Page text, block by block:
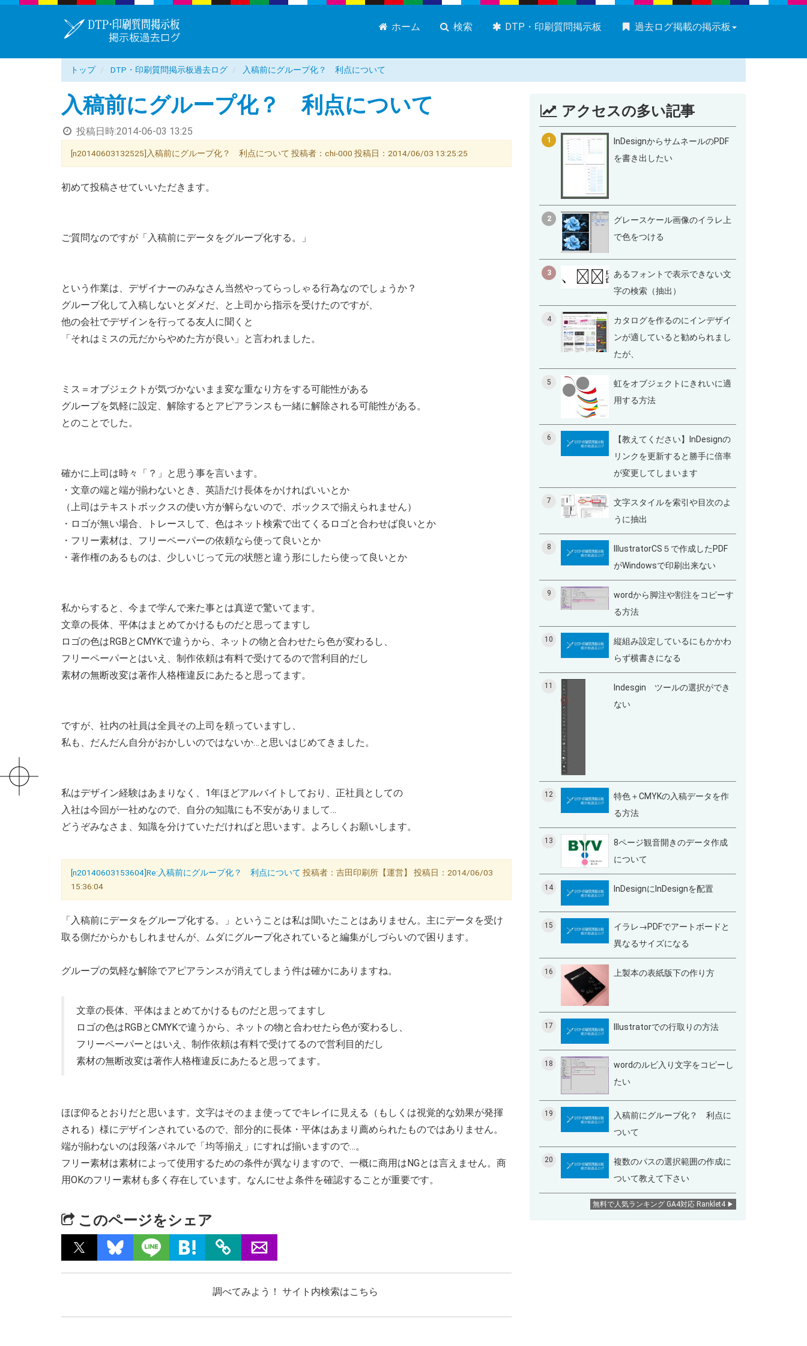
ホーム 検索 DTP・印刷質問掲示板 過去ログ掲載の掲示板
トップ DTP・印刷質問掲示板過去ログ 入稿前にグループ化？ 利点について
入稿前にグループ化？ 利点について
投稿日時:2014-06-03 13:25
[n20140603132525]入稿前にグループ化？ 利点について 投稿者：chi-000 投稿日：2014/06/03 13:25:25
初めて投稿させていいただきます。
ご質問なのですが「入稿前にデータをグループ化する。」
という作業は、デザイナーのみなさん当然やってらっしゃる行為なのでしょうか？
グループ化して入稿しないとダメだ、と上司から指示を受けたのですが、
他の会社でデザインを行ってる友人に聞くと
「それはミスの元だからやめた方が良い」と言われました。
ミス＝オブジェクトが気づかないまま変な重なり方をする可能性がある
グループを気軽に設定、解除するとアピアランスも一緒に解除される可能性がある。
とのことでした。
確かに上司は時々「？」と思う事を言います。
・文章の端と端が揃わないとき、英語だけ長体をかければいいとか
（上司はテキストボックスの使い方が解らないので、ボックスで揃えられません）
・ロゴが無い場合、トレースして、色はネット検索で出てくるロゴと合わせば良いとか
・フリー素材は、フリーペーパーの依頼なら使って良いとか
・著作権のあるものは、少しいじって元の状態と違う形にしたら使って良いとか
私からすると、今まで学んで来た事とは真逆で驚いてます。
文章の長体、平体はまとめてかけるものだと思ってますし
ロゴの色はRGBとCMYKで違うから、ネットの物と合わせたら色が変わるし、
フリーペーパーとはいえ、制作依頼は有料で受けてるので営利目的だし
素材の無断改変は著作人格権違反にあたると思ってます。
ですが、社内の社員は全員その上司を頼っていますし、
私も、だんだん自分がおかしいのではないか…と思いはじめてきました。
私はデザイン経験はあまりなく、1年ほどアルバイトしており、正社員としての
入社は今回が一社めなので、自分の知識にも不安がありまして…
どうぞみなさま、知識を分けていただければと思います。よろしくお願いします。
[n20140603153604]Re:入稿前にグループ化？ 利点について 投稿者：吉田印刷所【運営】 投稿日：2014/06/03
15:36:04
「入稿前にデータをグループ化する。」ということは私は聞いたことはありません。主にデータを受け
取る側だからかもしれませんが、ムダにグループ化されていると編集がしづらいので困ります。
グループの気軽な解除でアピアランスが消えてしまう件は確かにありますね。
文章の長体、平体はまとめてかけるものだと思ってますし
ロゴの色はRGBとCMYKで違うから、ネットの物と合わせたら色が変わるし、
フリーペーパーとはいえ、制作依頼は有料で受けてるので営利目的だし
素材の無断改変は著作人格権違反にあたると思ってます。
ほぼ仰るとおりだと思います。文字はそのまま使ってでキレイに見える（もしくは視覚的な効果が発揮
される）様にデザインされているので、部分的に長体・平体はあまり薦められたものではありません。
端が揃わないのは段落パネルで「均等揃え」にすれば揃いますので…。
フリー素材は素材によって使用するための条件が異なりますので、一概に商用はNGとは言えません。商
用OKのフリー素材も多く存在しています。なんにせよ条件を確認することが重要です。
このページをシェア
調べてみよう！ サイト内検索はこちら
アクセスの多い記事
1
InDesignからサムネールのPDF
を書き出したい
2
グレースケール画像のイラレ上
で色をつける
3
あるフォントで表示できない文
字の検索（抽出）
4
カタログを作るのにインデザイ
ンが適していると勧められまし
たが、
5
虹をオブジェクトにきれいに適
用する方法
6
【教えてください】InDesignの
リンクを更新すると勝手に倍率
が変更してしまいます
7
文字スタイルを索引や目次のよ
うに抽出
8
IllustratorCS５で作成したPDF
がWindowsで印刷出来ない
9
wordから脚注や割注をコピーす
る方法
10
縦組み設定しているにもかかわ
らず横書きになる
11
Indesgin ツールの選択ができ
ない
12
特色＋CMYKの入稿データを作
る方法
13
8ページ観音開きのデータ作成
について
14 InDesignにInDesignを配置
15
イラレ→PDFでアートボードと
異なるサイズになる
16 上製本の表紙版下の作り方
17 Illustratorでの行取りの方法
18
wordのルビ入り文字をコピーし
たい
19
入稿前にグループ化？ 利点に
ついて
20
複数のパスの選択範囲の作成に
ついて教えて下さい
無料で人気ランキング GA4対応 Ranklet4